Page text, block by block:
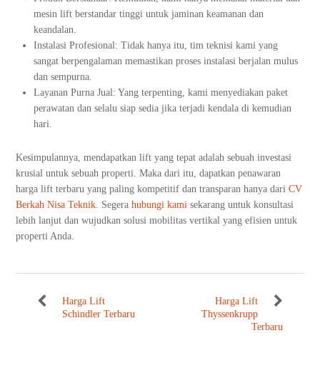
mesin lift berstandar tinggi untuk jaminan keamanan dan
keandalan.
Instalasi Profesional: Tidak hanya itu, tim teknisi kami yang
sangat berpengalaman memastikan proses instalasi berjalan mulus
dan sempurna.
Layanan Purna Jual: Yang terpenting, kami menyediakan paket
perawatan dan selalu siap sedia jika terjadi kendala di kemudian
hari.
Kesimpulannya, mendapatkan lift yang tepat adalah sebuah investasi
krusial untuk sebuah properti. Maka dari itu, dapatkan penawaran
harga lift terbaru yang paling kompetitif dan transparan hanya dariCV
Berkah Nisa Teknik. Segerahubungi kami sekarang untuk konsultasi
lebih lanjut dan wujudkan solusi mobilitas vertikal yang efisien untuk
properti Anda.
Harga Lift
Schindler Terbaru
Harga Lift
Thyssenkrupp
Terbaru